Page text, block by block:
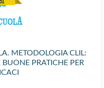
METODOLOGIA CLIL:
PRATICHE PER